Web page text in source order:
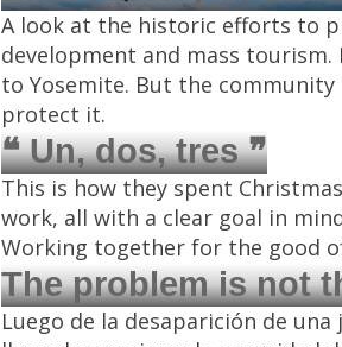
A look at the historic efforts to
development and mass tourism.
to Yosemite. But the
protect it.
❝ Un, dos, tres ❞
This is how they spent
work, all with a clear goal in
Working together for the good
The problem is not
Luego de la desaparición de